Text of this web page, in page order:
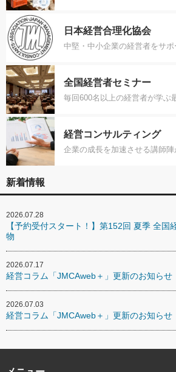
日本経営合理化協会
中堅・中小企業の経営者をサポ
全国経営者セミナー
毎回600名以上の経営者が学ぶ
経営コンサルティング
企業の成長を加速させる講師
新着情報
2026.07.28
【予約受付スタート！】第152回 夏季 全国
物
2026.07.17
経営コラム「JMCAweb＋」更新のお知らせ
2026.07.03
経営コラム「JMCAweb＋」更新のお知らせ